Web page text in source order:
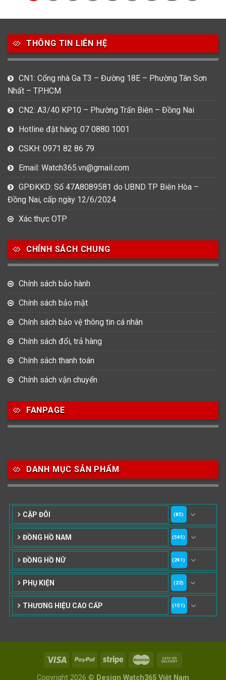
THÔNG TIN LIÊN HỆ
CN1: Cổng nhà Ga T3 – Đường 18E – Phường Tân Sơn
Nhất – TP.HCM
CN2: A3/40 KP10 – Phường Trấn Biên – Đồng Nai
Hotline đặt hàng: 07 0880 1001
CSKH: 0971 82 86 79
Email: Watch365.vn@gmail.com
GPĐKKD: Số 47A8089581 do UBND TP Biên Hòa –
Đồng Nai, cấp ngày 12/6/2024
Xác thực OTP
CHÍNH SÁCH CHUNG
Chính sách bảo hành
Chính sách bảo mật
Chính sách bảo vệ thông tin cá nhân
Chính sách đổi, trả hàng
Chính sách thanh toán
Chính sách vận chuyển
FANPAGE
DANH MỤC SẢN PHẨM
CẶP ĐÔI (85)
ĐỒNG HỒ NAM (545)
ĐỒNG HỒ NỮ (241)
PHỤ KIỆN (22)
THƯƠNG HIỆU CAO CẤP (151)
Copyright 2026 © Design Watch365 Việt Nam